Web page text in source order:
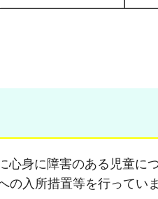
身に障害のある児童につ
入所措置等を行っていま